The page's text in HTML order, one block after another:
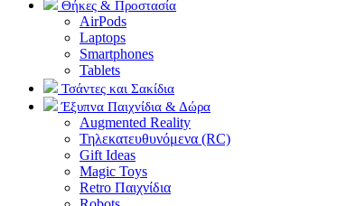
Θήκες & Προστασία
AirPods
Laptops
Smartphones
Tablets
Τσάντες και Σακίδια
Έξυπνα Παιχνίδια & Δώρα
Augmented Reality
Τηλεκατευθυνόμενα (RC)
Gift Ideas
Magic Toys
Retro Παιχνίδια